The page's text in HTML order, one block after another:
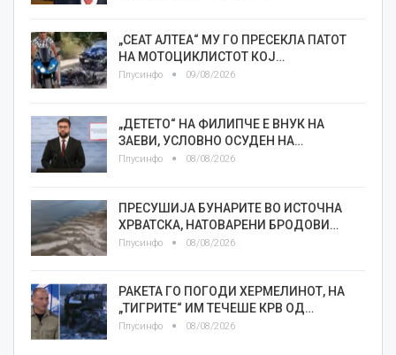
„СЕАТ АЛТЕА“ МУ ГО ПРЕСЕКЛА ПАТОТ
НА МОТОЦИКЛИСТОТ КОЈ…
Плусинфо 09/08/2026
„ДЕТЕТО“ НА ФИЛИПЧЕ Е ВНУК НА
ЗАЕВИ, УСЛОВНО ОСУДЕН НА…
Плусинфо 08/08/2026
ПРЕСУШИЈА БУНАРИТЕ ВО ИСТОЧНА
ХРВАТСКА, НАТОВАРЕНИ БРОДОВИ…
Плусинфо 08/08/2026
РАКЕТА ГО ПОГОДИ ХЕРМЕЛИНОТ, НА
„ТИГРИТЕ“ ИМ ТЕЧЕШЕ КРВ ОД…
Плусинфо 08/08/2026